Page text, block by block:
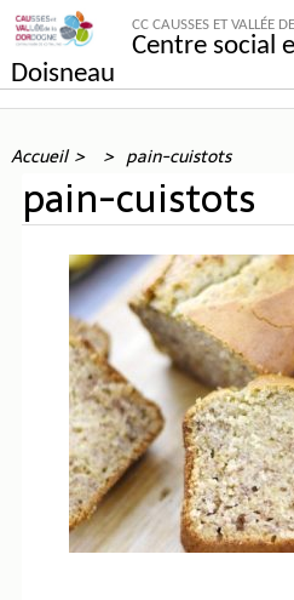
CC CAUSSES ET VALLÉE
Centre social
Doisneau
Accueil pain-cuistots
pain-cuistots